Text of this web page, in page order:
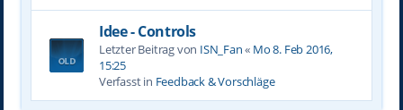
Idee - Controls
Letzter Beitrag von ISN_Fan« Mo 8. Feb 2016,
15:25
Verfasst in Feedback & Vorschläge